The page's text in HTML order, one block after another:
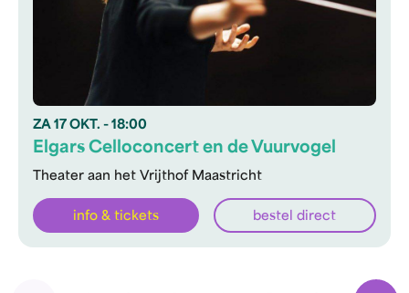
ZA 17 OKT. - 18:00
Theater aan het Vrijthof Maastricht
Elgars Celloconcert en de Vuurvogel
info & tickets bestel direct